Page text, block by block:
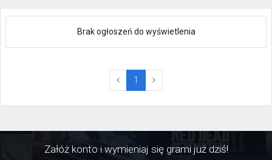
Brak ogłoszeń do wyświetlenia
1 (current)
Załóż konto i wymieniaj się grami już dziś!